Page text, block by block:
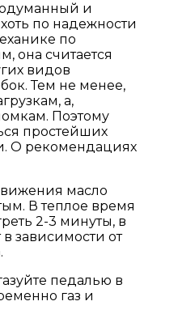
и
по надежности
по
она считается
видов
Тем не менее,
а,
Поэтому
простейших
О рекомендациях
масло
В теплое время
2-3 минуты, в
зависимости от
педалью в
газ и